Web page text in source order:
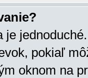
je
pokiaľ
oknom na